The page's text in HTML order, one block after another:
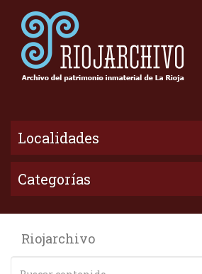
Localidades
Categorías
Riojarchivo